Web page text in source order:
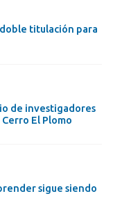
titulación para
de investigadores
El Plomo
sigue siendo